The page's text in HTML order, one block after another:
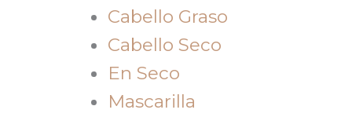
Cabello Graso
Cabello Seco
En Seco
Mascarilla